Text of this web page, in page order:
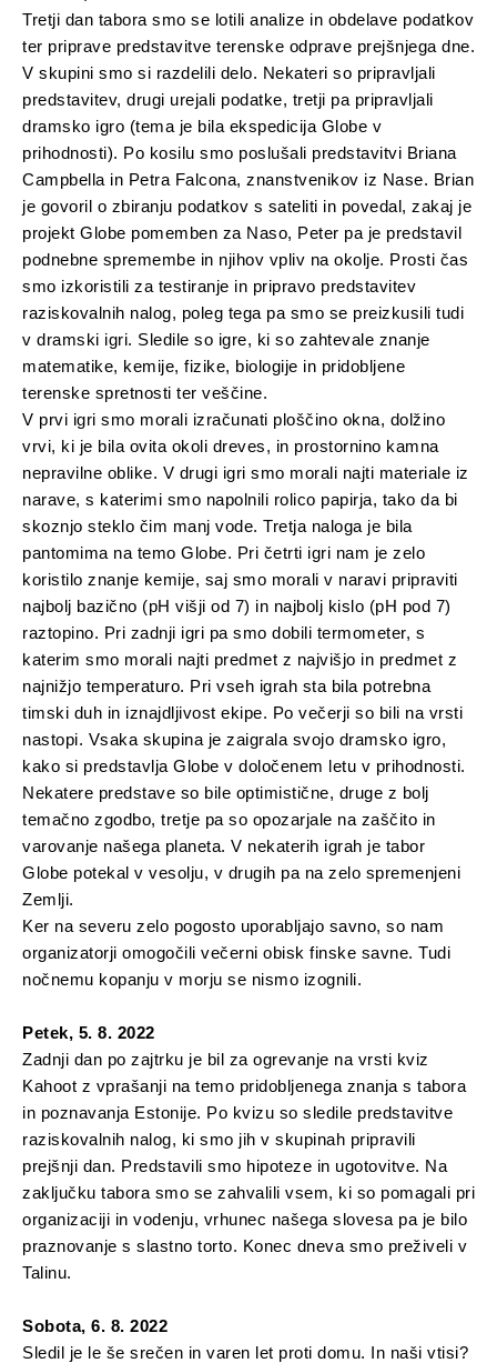
Tretji dan tabora smo se lotili analize in obdelave podatkov
ter priprave predstavitve terenske odprave prejšnjega dne.
V skupini smo si razdelili delo. Nekateri so pripravljali
predstavitev, drugi urejali podatke, tretji pa pripravljali
dramsko igro (tema je bila ekspedicija Globe v
prihodnosti). Po kosilu smo poslušali predstavitvi Briana
Campbella in Petra Falcona, znanstvenikov iz Nase. Brian
je govoril o zbiranju podatkov s sateliti in povedal, zakaj je
projekt Globe pomemben za Naso, Peter pa je predstavil
podnebne spremembe in njihov vpliv na okolje. Prosti čas
smo izkoristili za testiranje in pripravo predstavitev
raziskovalnih nalog, poleg tega pa smo se preizkusili tudi
v dramski igri. Sledile so igre, ki so zahtevale znanje
matematike, kemije, fizike, biologije in pridobljene
terenske spretnosti ter veščine.
V prvi igri smo morali izračunati ploščino okna, dolžino
vrvi, ki je bila ovita okoli dreves, in prostornino kamna
nepravilne oblike. V drugi igri smo morali najti materiale iz
narave, s katerimi smo napolnili rolico papirja, tako da bi
skoznjo steklo čim manj vode. Tretja naloga je bila
pantomima na temo Globe. Pri četrti igri nam je zelo
koristilo znanje kemije, saj smo morali v naravi pripraviti
najbolj bazično (pH višji od 7) in najbolj kislo (pH pod 7)
raztopino. Pri zadnji igri pa smo dobili termometer, s
katerim smo morali najti predmet z najvišjo in predmet z
najnižjo temperaturo. Pri vseh igrah sta bila potrebna
timski duh in iznajdljivost ekipe. Po večerji so bili na vrsti
nastopi. Vsaka skupina je zaigrala svojo dramsko igro,
kako si predstavlja Globe v določenem letu v prihodnosti.
Nekatere predstave so bile optimistične, druge z bolj
temačno zgodbo, tretje pa so opozarjale na zaščito in
varovanje našega planeta. V nekaterih igrah je tabor
Globe potekal v vesolju, v drugih pa na zelo spremenjeni
Zemlji.
Ker na severu zelo pogosto uporabljajo savno, so nam
organizatorji omogočili večerni obisk finske savne. Tudi
nočnemu kopanju v morju se nismo izognili.
Petek, 5. 8. 2022
Zadnji dan po zajtrku je bil za ogrevanje na vrsti kviz
Kahoot z vprašanji na temo pridobljenega znanja s tabora
in poznavanja Estonije. Po kvizu so sledile predstavitve
raziskovalnih nalog, ki smo jih v skupinah pripravili
prejšnji dan. Predstavili smo hipoteze in ugotovitve. Na
zaključku tabora smo se zahvalili vsem, ki so pomagali pri
organizaciji in vodenju, vrhunec našega slovesa pa je bilo
praznovanje s slastno torto. Konec dneva smo preživeli v
Talinu.
Sobota, 6. 8. 2022
Sledil je le še srečen in varen let proti domu. In naši vtisi?